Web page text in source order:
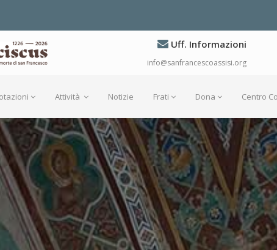
Uff. Informazioni
info@sanfrancescoassisi.org
Attività Notizie Frati Dona Centro